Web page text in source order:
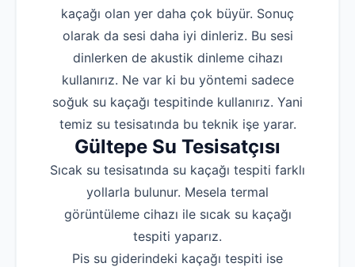
kaçağı olan yer daha çok büyür. Sonuç
olarak da sesi daha iyi dinleriz. Bu sesi
dinlerken de akustik dinleme cihazı
kullanırız. Ne var ki bu yöntemi sadece
soğuk su kaçağı tespitinde kullanırız. Yani
temiz su tesisatında bu teknik işe yarar.
Gültepe Su Tesisatçısı
Sıcak su tesisatında su kaçağı tespiti farklı
yollarla bulunur. Mesela termal
görüntüleme cihazı ile sıcak su kaçağı
tespiti yaparız.
Pis su giderindeki kaçağı tespiti ise